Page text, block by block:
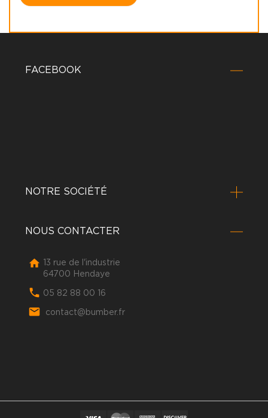
FACEBOOK
NOTRE SOCIÉTÉ
NOUS CONTACTER

13 rue de l'industrie
64700 Hendaye
 05 82 88 00 16
 contact@bumber.fr